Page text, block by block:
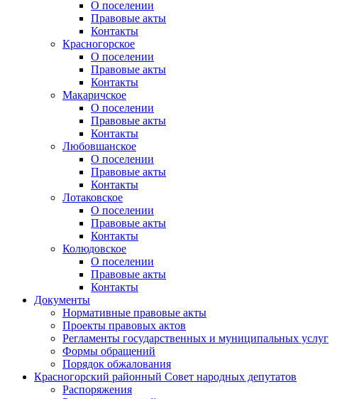
О поселении
Правовые акты
Контакты
Красногорское
О поселении
Правовые акты
Контакты
Макаричское
О поселении
Правовые акты
Контакты
Любовшанское
О поселении
Правовые акты
Контакты
Лотаковское
О поселении
Правовые акты
Контакты
Колюдовское
О поселении
Правовые акты
Контакты
Документы
Нормативные правовые акты
Проекты правовых актов
Регламенты государственных и муниципальных услуг
Формы обращений
Порядок обжалования
Красногорский районный Совет народных депутатов
Распоряжения